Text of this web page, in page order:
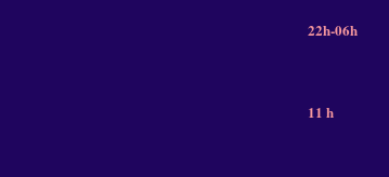
22h-06h
11 h